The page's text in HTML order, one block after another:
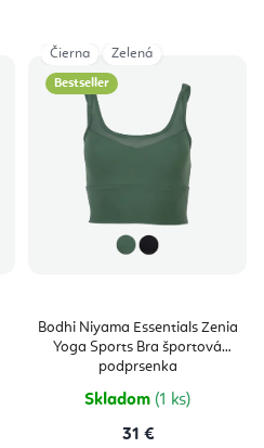
Bestseller
Bodhi Niyama Essentials Zenia
Yoga Sports Bra športová
podprsenka
Skladom (1 ks)
31 €
Čierna Zelená